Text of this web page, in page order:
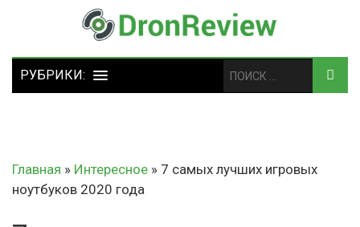
Главная » Интересное » 7 самых лучших игровых
ноутбуков 2020 года